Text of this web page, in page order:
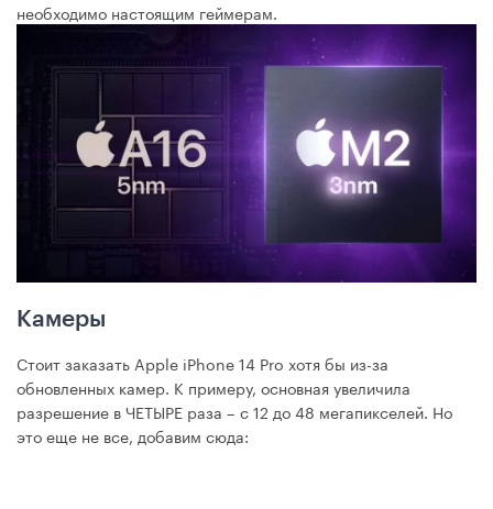
необходимо настоящим геймерам.
Камеры
Стоит заказать Apple iPhone 14 Pro хотя бы из-за
обновленных камер. К примеру, основная увеличила
разрешение в ЧЕТЫРЕ раза – с 12 до 48 мегапикселей. Но
это еще не все, добавим сюда: